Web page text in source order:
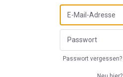
Passwort vergessen?